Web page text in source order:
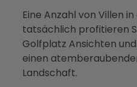
Uber Javea
Blog
Kontakt
Eine Anzahl von Villen
tatsächlich profitieren
Golfplatz Ansichten
einen
Landschaft.